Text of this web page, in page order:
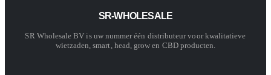
SR-WHOLESALE
SR Wholesale BV is uw nummer één distributeur voor kwalitatieve
wietzaden, smart, head, grow en CBD producten.